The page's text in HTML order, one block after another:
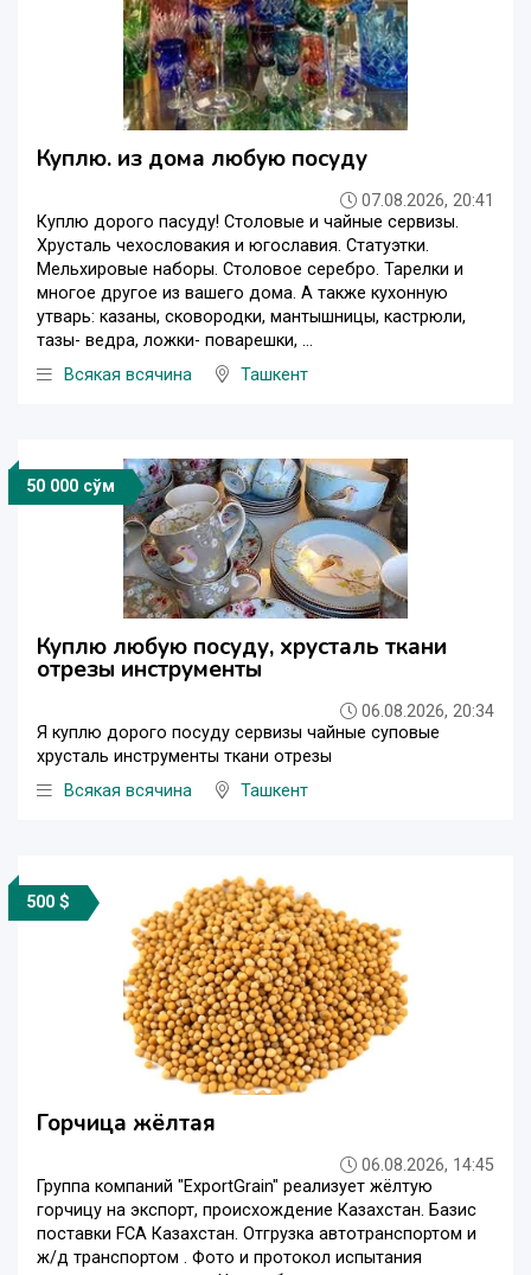
Куплю. из дома любую посуду
07.08.2026, 20:41
Куплю дорого пасуду! Столовые и чайные сервизы.
Хрусталь чехословакия и югославия. Статуэтки.
Мельхировые наборы. Столовое серебро. Тарелки и
многое другое из вашего дома. А также кухонную
утварь: казаны, сковородки, мантышницы, кастрюли,
тазы- ведра, ложки- поварешки, ...
Всякая всячина
Ташкент
50 000 сўм
Куплю любую посуду, хрусталь ткани
отрезы инструменты
06.08.2026, 20:34
Я куплю дорого посуду сервизы чайные суповые
хрусталь инструменты ткани отрезы
Всякая всячина
Ташкент
500 $
Горчица жёлтая
06.08.2026, 14:45
Группа компаний "ExportGrain" реализует жёлтую
горчицу на экспорт, происхождение Казахстан. Базис
поставки FCA Казахстан. Отгрузка автотранспортом и
ж/д транспортом . Фото и протокол испытания